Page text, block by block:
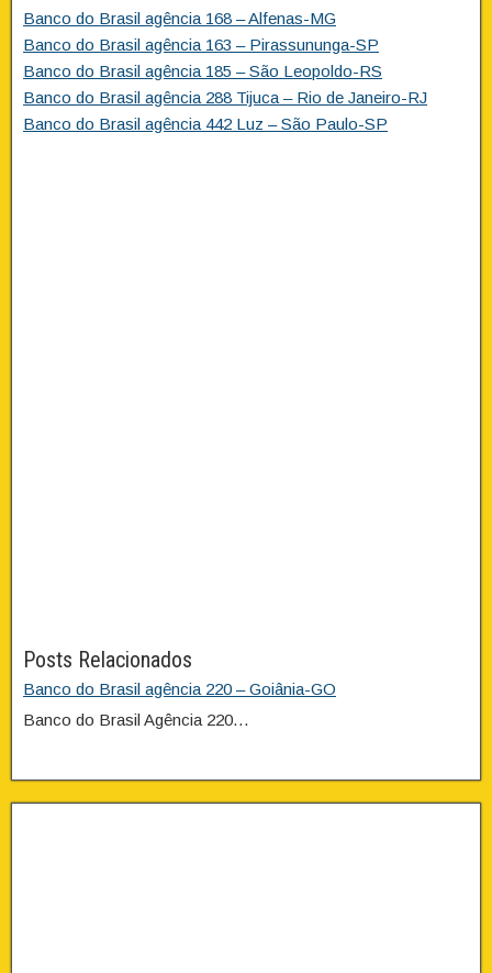
Banco do Brasil agência 168 – Alfenas-MG
Banco do Brasil agência 163 – Pirassununga-SP
Banco do Brasil agência 185 – São Leopoldo-RS
Banco do Brasil agência 288 Tijuca – Rio de Janeiro-RJ
Banco do Brasil agência 442 Luz – São Paulo-SP
Posts Relacionados
Banco do Brasil agência 220 – Goiânia-GO
Banco do Brasil Agência 220…